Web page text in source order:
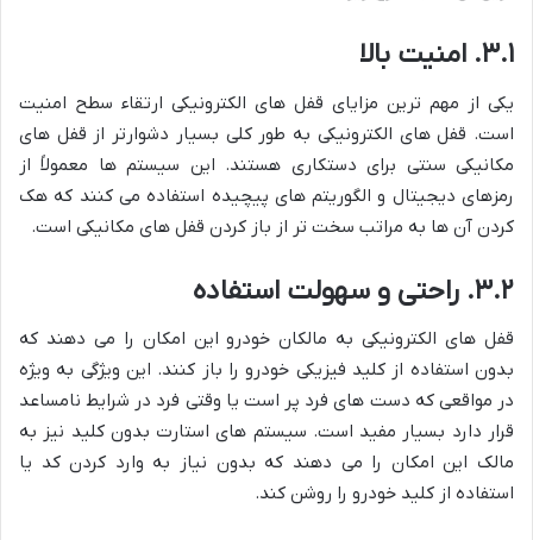
۳.۱. امنیت بالا
یکی از مهم ترین مزایای قفل های الکترونیکی ارتقاء سطح امنیت
است. قفل های الکترونیکی به طور کلی بسیار دشوارتر از قفل های
مکانیکی سنتی برای دستکاری هستند. این سیستم ها معمولاً از
رمزهای دیجیتال و الگوریتم های پیچیده استفاده می کنند که هک
کردن آن ها به مراتب سخت تر از باز کردن قفل های مکانیکی است.
۳.۲. راحتی و سهولت استفاده
قفل های الکترونیکی به مالکان خودرو این امکان را می دهند که
بدون استفاده از کلید فیزیکی خودرو را باز کنند. این ویژگی به ویژه
در مواقعی که دست های فرد پر است یا وقتی فرد در شرایط نامساعد
قرار دارد بسیار مفید است. سیستم های استارت بدون کلید نیز به
مالک این امکان را می دهند که بدون نیاز به وارد کردن کد یا
استفاده از کلید خودرو را روشن کند.